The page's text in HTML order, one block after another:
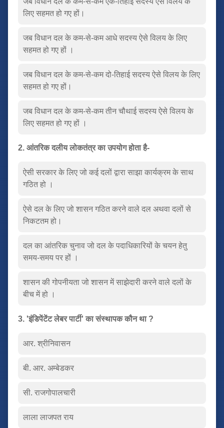
लिए सहमत हो गए हों।
जब विधान दल के कम-से-कम आधे सदस्य ऐसे विलय के लिए
सहमत हो गए हों ।
जब विधान दल के कम-से-कम दो-तिहाई सदस्य ऐसे विलय के लिए
सहमत हो गए हों।
जब विधान दल के कम-से-कम तीन चौथाई सदस्य ऐसे विलय के
लिए सहमत हो गए हों ।
2. आंतरिक दलीय लोकतंत्र का उपयोग होता है-
ऐसी सरकार के लिए जो कई दलों द्वारा साझा कार्यक्रम के साथ
गठित हो ।
ऐसे दल के लिए जो शासन गठित करने वाले दल अथवा दलों से
निकटतम हो।
दल का आंतरिक चुनाव जो दल के पदाधिकारियों के चयन हेतु
समय-समय पर हों ।
शासन की गोपनीयता जो शासन में साझेदारी करने वाले दलों के
बीच में हो ।
3. 'इंडिपेंटेंट लेबर पार्टी' का संस्थापक कौन था ?
आर. श्रीनिवासन
बी. आर. अम्बेडकर
सी. राजगोपालचारी
लाला लाजपत राय